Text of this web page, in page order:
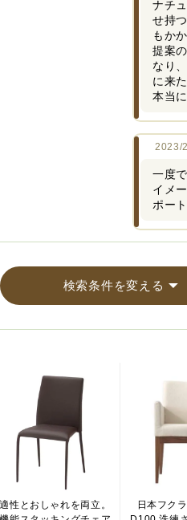
ナチ
せ持
もか
提案
なり
に来
本当
2023/
一度
イメ
ポー
検索条件を変える
性とおしゃれを両立。
日本フク